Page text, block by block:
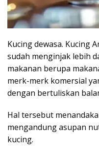
Kucing dewasa. Kucing
sudah menginjak lebih
makanan berupa
merk-merk komersial
dengan bertuliskan
Hal tersebut
mengandung asupan
kucing.